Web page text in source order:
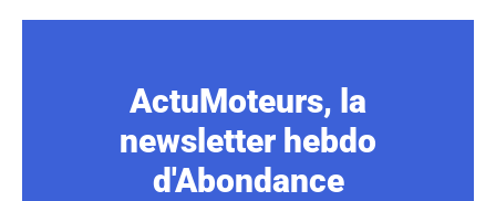
ActuMoteurs, la
newsletter hebdo
d'Abondance